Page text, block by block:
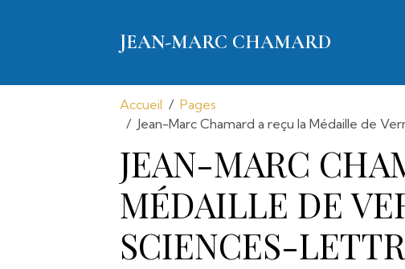
JEAN-MARC CHAMARD
Accueil
Pages
Jean-Marc Chamard a reçu la Médaille de
JEAN-MARC
MÉDAILLE DE
SCIENCES-